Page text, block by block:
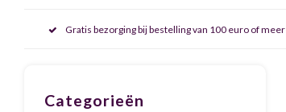
Gratis bezorging bij bestelling van 100 euro of meer
Categorieën